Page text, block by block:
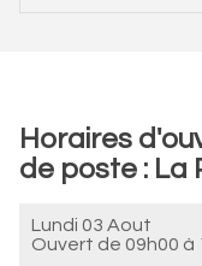
Horaires
de poste : La
Lundi 03 Aout
Ouvert de 09h00 à